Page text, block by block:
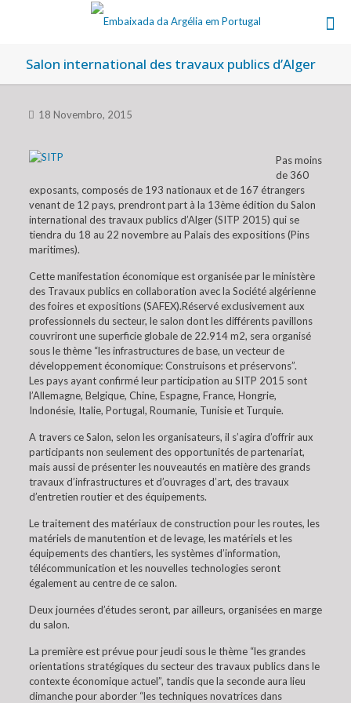
Salon international des travaux publics d’Alger
18 Novembro, 2015
Pas moins
de 360
exposants, composés de 193 nationaux et de 167 étrangers
venant de 12 pays, prendront part à la 13ème édition du Salon
international des travaux publics d’Alger (SITP 2015) qui se
tiendra du 18 au 22 novembre au Palais des expositions (Pins
maritimes).
Cette manifestation économique est organisée par le ministère
des Travaux publics en collaboration avec la Société algérienne
des foires et expositions (SAFEX).Réservé exclusivement aux
professionnels du secteur, le salon dont les différents pavillons
couvriront une superficie globale de 22.914 m2, sera organisé
sous le thème “les infrastructures de base, un vecteur de
développement économique: Construisons et préservons”.
Les pays ayant confirmé leur participation au SITP 2015 sont
l’Allemagne, Belgique, Chine, Espagne, France, Hongrie,
Indonésie, Italie, Portugal, Roumanie, Tunisie et Turquie.
A travers ce Salon, selon les organisateurs, il s’agira d’offrir aux
participants non seulement des opportunités de partenariat,
mais aussi de présenter les nouveautés en matière des grands
travaux d’infrastructures et d’ouvrages d’art, des travaux
d’entretien routier et des équipements.
Le traitement des matériaux de construction pour les routes, les
matériels de manutention et de levage, les matériels et les
équipements des chantiers, les systèmes d’information,
télécommunication et les nouvelles technologies seront
également au centre de ce salon.
Deux journées d’études seront, par ailleurs, organisées en marge
du salon.
La première est prévue pour jeudi sous le thème “les grandes
orientations stratégiques du secteur des travaux publics dans le
contexte économique actuel”, tandis que la seconde aura lieu
dimanche pour aborder “les techniques novatrices dans